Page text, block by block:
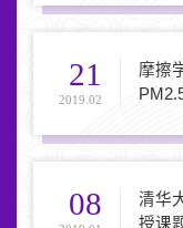
21
2019.02
摩擦
08
清华
授课